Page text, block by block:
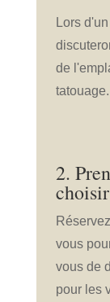
Lors
de
tatouage.
2.
vous
vous de
pour les